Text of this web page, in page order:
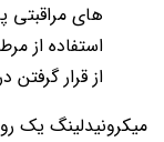
های مراقبتی
استفاده از
از قرار
میکرونیدلینگ یک